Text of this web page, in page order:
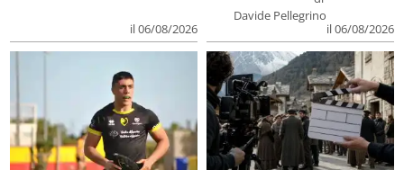
il 06/08/2026
Davide Pellegrino
il 06/08/2026